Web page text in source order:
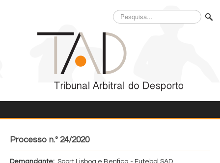
Pesquisa...
Processo n.º 24/2020
Demandante: Sport Lisboa e Benfica - Futebol SAD